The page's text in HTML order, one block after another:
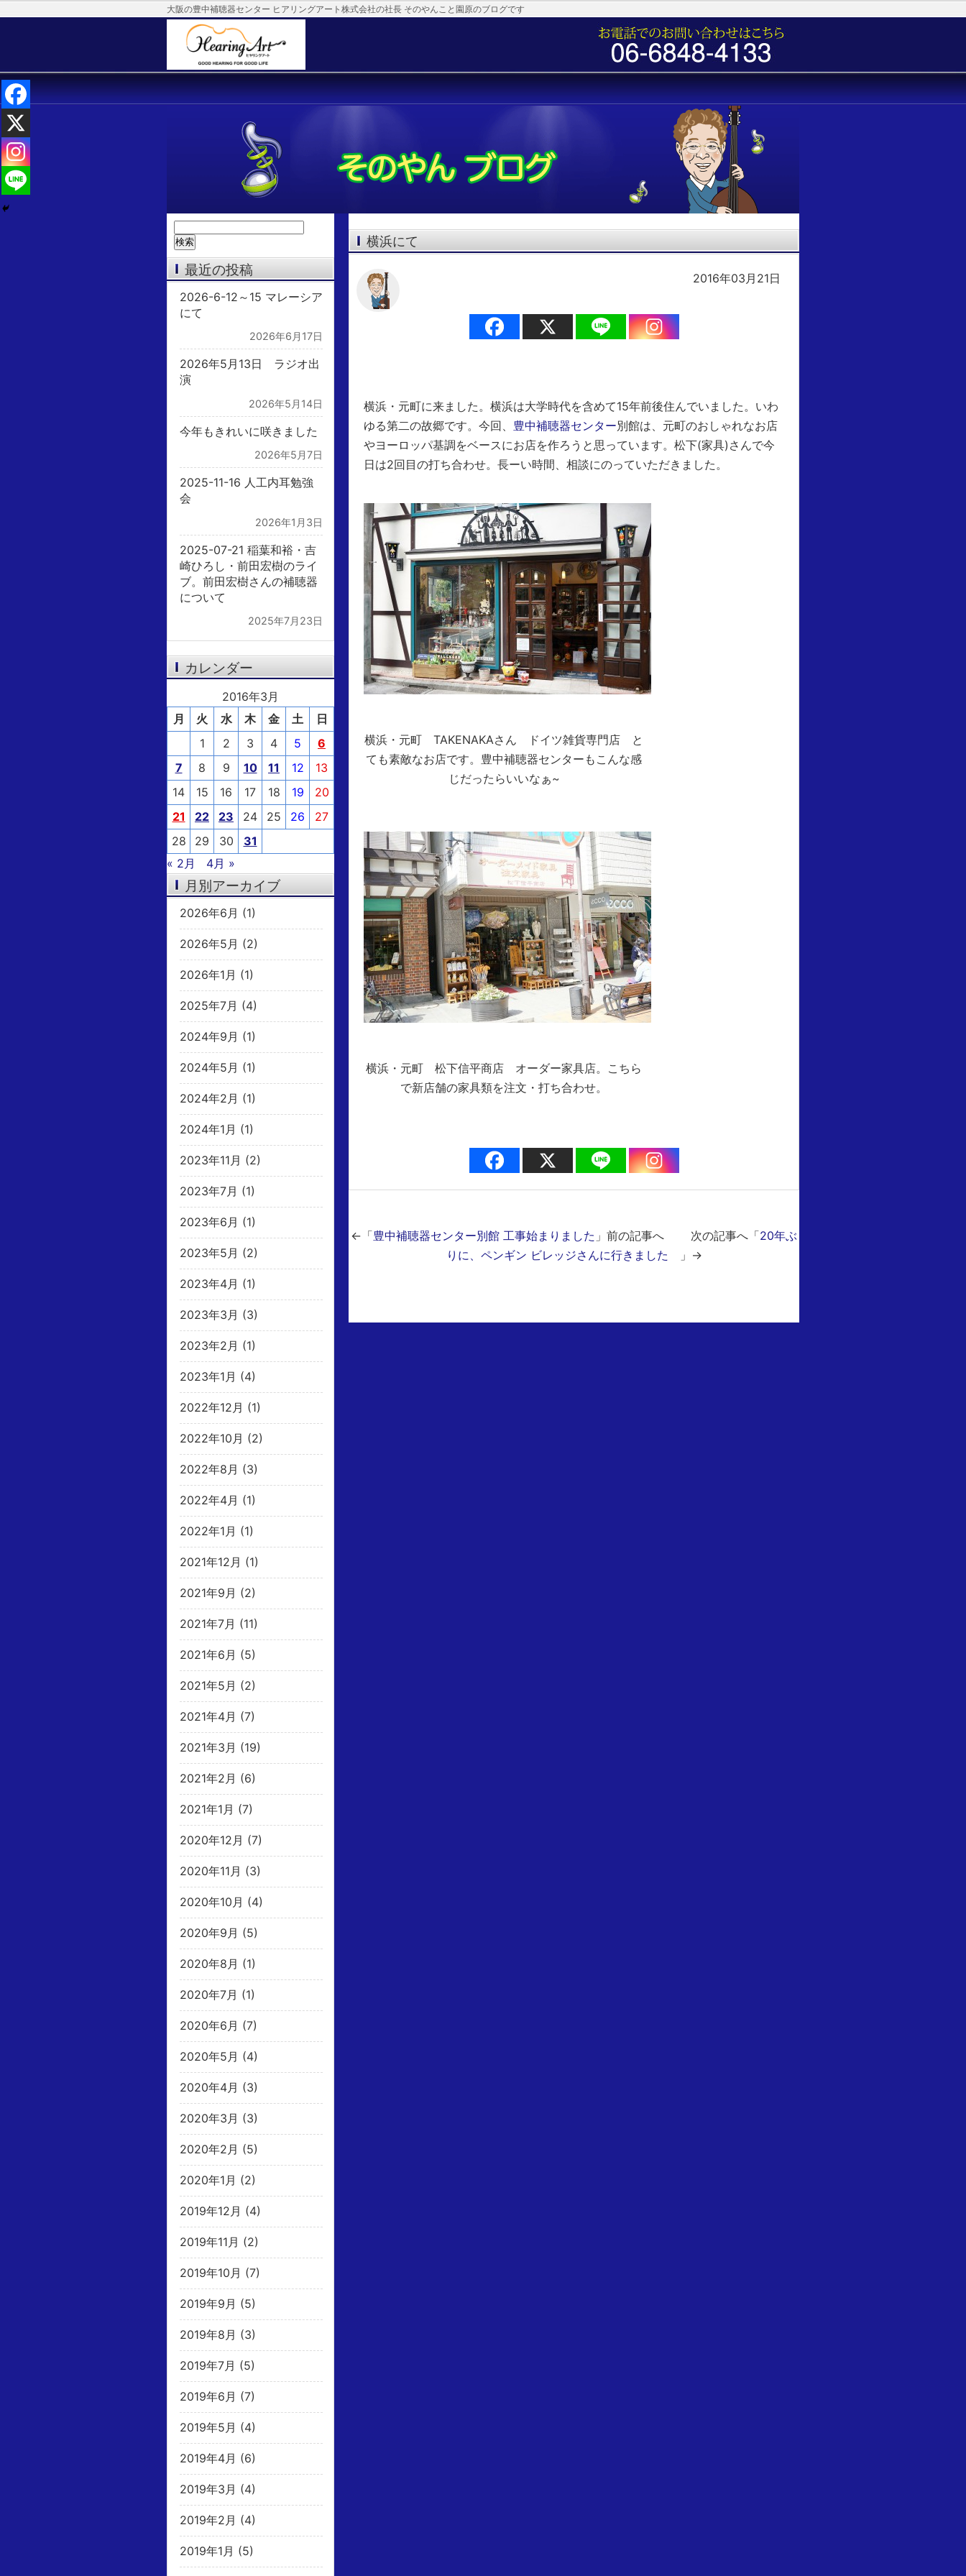
大阪の豊中補聴器センター ヒアリングアート株式会社の社長 そのやんこと園原のブログです
横浜にて
2016年03月21日
横浜・元町に来ました。横浜は大学時代を含めて15年前後住んでいました。いわ
ゆる第二の故郷です。今回、 豊中補聴器センター別館は、元町のおしゃれなお店
やヨーロッパ基調をベースにお店を作ろうと思っています。松下(家具)さんで今
日は2回目の打ち合わせ。長ーい時間、相談にのっていただきました。
横浜・元町 TAKENAKAさん ドイツ雑貨専門店 と
ても素敵なお店です。豊中補聴器センターもこんな感
じだったらいいなぁ~
横浜・元町 松下信平商店 オーダー家具店。こちら
で新店舗の家具類を注文・打ち合わせ。
←「豊中補聴器センター別館 工事始まりました 」前の記事へ 次の記事へ「20年ぶ
りに、ペンギン ビレッジさんに行きました
」→
索:
最近の投稿
2026-6-12～15 マレーシア
にて
2026年6月17日
2026年5月13日 ラジオ出
演
2026年5月14日
今年もきれいに咲きました
2026年5月7日
2025-11-16 人工内耳勉強
会
2026年1月3日
2025-07-21 稲葉和裕・吉
崎ひろし・前田宏樹のライ
ブ。前田宏樹さんの補聴器
について
2025年7月23日
カレンダー
2016年3月
月
火 水 木 金 土
日
1
2 3 4 5
6
7
8 9 10 11 12
13
14
15 16 17 18 19
20
21
22 23 24 25 26
27
28
29 30
31
« 2月
4月 »
月別アーカイブ
2026年6月 (1)
2026年5月 (2)
2026年1月 (1)
2025年7月 (4)
2024年9月 (1)
2024年5月 (1)
2024年2月 (1)
2024年1月 (1)
2023年11月 (2)
2023年7月 (1)
2023年6月 (1)
2023年5月 (2)
2023年4月 (1)
2023年3月 (3)
2023年2月 (1)
2023年1月 (4)
2022年12月 (1)
2022年10月 (2)
2022年8月 (3)
2022年4月 (1)
2022年1月 (1)
2021年12月 (1)
2021年9月 (2)
2021年7月 (11)
2021年6月 (5)
2021年5月 (2)
2021年4月 (7)
2021年3月 (19)
2021年2月 (6)
2021年1月 (7)
2020年12月 (7)
2020年11月 (3)
2020年10月 (4)
2020年9月 (5)
2020年8月 (1)
2020年7月 (1)
2020年6月 (7)
2020年5月 (4)
2020年4月 (3)
2020年3月 (3)
2020年2月 (5)
2020年1月 (2)
2019年12月 (4)
2019年11月 (2)
2019年10月 (7)
2019年9月 (5)
2019年8月 (3)
2019年7月 (5)
2019年6月 (7)
2019年5月 (4)
2019年4月 (6)
2019年3月 (4)
2019年2月 (4)
2019年1月 (5)